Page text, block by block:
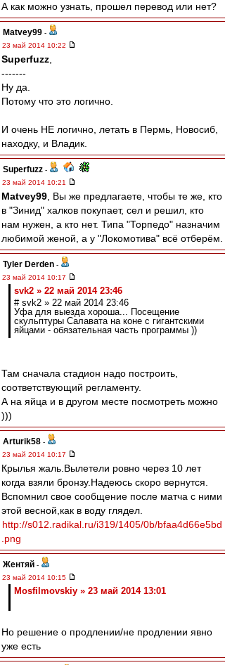
А как можно узнать, прошел перевод или нет?
Matvey99 -
23 май 2014 10:22
Superfuzz
-------
Ну да.
Потому что это логично.
И очень НЕ логично, летать в Пермь, Новосиб,
находку, и Владик.
Superfuzz -
23 май 2014 10:21
Matvey99 , Вы же предлагаете, чтобы те же, кто
в "Зинид" халков покупает, сел и решил, кто
нам нужен, а кто нет. Типа "Торпедо" назначим
любимой женой, а у "Локомотива" всё отберём.
Tyler Derden -
23 май 2014 10:17
svk2 » 22 май 2014 23:46
# svk2 » 22 май 2014 23:46
Уфа для выезда хороша... Посещение
скульптуры Салавата на коне с гигантскими
яйцами - обязательная часть программы ))
Там сначала стадион надо построить,
соответствующий регламенту.
А на яйца и в другом месте посмотреть можно
)))
Arturik58 -
23 май 2014 10:17
Крылья жаль.Вылетели ровно через 10 лет
когда взяли бронзу.Надеюсь скоро вернутся.
Вспомнил свое сообщение после матча с ними
этой весной,как в воду глядел.
http://s012.radikal.ru/i319/1405/0b/bfaa4d66e5bd
.png
Жентяй -
23 май 2014 10:15
Mosfilmovskiy » 23 май 2014 13:01
Но решение о продлении/не продлении явно
уже есть